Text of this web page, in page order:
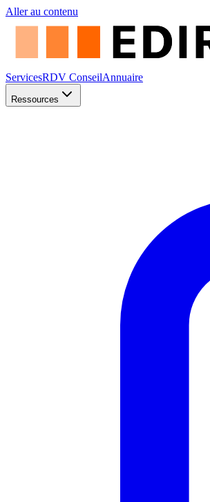
Aller au contenu
ServicesRDV ConseilAnnuaire
Ressources